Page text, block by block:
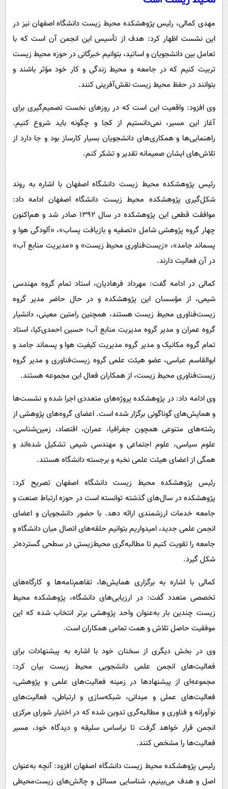
مهدی کمالی، رئیس پژوهشکده محیط زیست دانشگاه اصفهان نیز در
این نشست اظهار کرد: هدف‌ از تأسیس این انجمن آن است که با
تعامل بین دانشجویان و اساتید، بتوانیم خبرگانی در حوزه محیط زیست
تربیت کنیم که در جامعه و محیط زندگی و کار خود مؤثر باشند و
بتوانند در حفظ محیط زیست نقش‌آفرینی کنند.
وی افزود: واقعیت این است که در روزهای نخست تصمیم‌گیری برای
آغاز این مسیر، نمی‌دانستیم از کجا و چگونه باید شروع کنیم.
راهنمایی‌ها و همکاری‌های دانشجویان بسیار کارساز بود و جا دارد از
تلاش‌های ایشان صمیمانه تقدیر و تشکر کنم.
رئیس پژوهشکده محیط زیست دانشگاه اصفهان با اشاره به روند
شکل‌گیری پژوهشکده محیط زیست دانشگاه اصفهان ادامه داد:
موافقت قطعی این پژوهشکده در سال ۱۳۹۲ صادر شد و هم‌اکنون
چهار گروه پژوهشی شامل «تصفیه و بازیافت پساب»، «آلودگی هوا و
پسماند جامد»، «زیست‌فناوری محیط زیست» و «مدیریت منابع آب»
در آن فعالیت دارند.
کمالی در ادامه گفت: مهرداد فرهادیان، استاد تمام گروه مهندسی
شیمی، از مؤسسان این پژوهشکده و در حال حاضر مدیر گروه
زیست‌فناوری محیط زیست هستند، همچنین رامتین معینی، دانشیار
گروه عمران و مدیر گروه مدیریت منابع آب؛ حسین احمدی‌کیا، استاد
تمام گروه مکانیک و مدیر گروه مدیریت کیفیت هوا و پسماند جامد و
ابوالقاسم عباسی، عضو هیئت علمی گروه زیست‌فناوری و مدیر گروه
زیست‌فناوری محیط زیست، از همکاران فعال این مجموعه هستند.
وی ادامه داد: در پژوهشکده پروژه‌های متعددی اجرا شده و نشست‌ها
و همایش‌های گوناگونی برگزار شده است. اعضای گروه‌های پژوهشی از
رشته‌های متنوعی همچون جغرافیا، عمران، اقتصاد، زمین‌شناسی،
علوم سیاسی، علوم اجتماعی و مهندسی شیمی تشکیل شده‌اند و
همگی از اعضای هیئت علمی نخبه و برجسته دانشگاه هستند.
رئیس پژوهشکده محیط زیست دانشگاه اصفهان تصریح کرد:
پژوهشکده در سال‌های گذشته توانسته است در حوزه ارتباط صنعت و
جامعه خدمات ارزشمندی ارائه دهد. با حضور دانشجویان و اعضای
انجمن علمی جدید، امیدواریم بتوانیم حلقه‌های اتصال میان دانشگاه و
جامعه را تقویت کنیم تا مطالبه‌گری محیط‌زیستی در سطحی گسترده‌تر
شکل گیرد.
کمالی با اشاره به برگزاری همایش‌ها، تفاهم‌نامه‌ها و کارگاه‌های
تخصصی متعدد گفت: در ارزیابی‌های دانشگاه، پژوهشکده محیط
زیست چندین بار به‌عنوان واحد پژوهشی برتر انتخاب شده که این
موفقیت حاصل تلاش و همت تمامی همکاران است.
وی در بخش دیگری از سخنان خود با اشاره به پیشنهادات برای
فعالیت‌های انجمن علمی دانشجویی محیط زیست بیان کرد:
مجموعه‌ای از پیشنهادها در زمینه فعالیت‌های علمی و پژوهشی،
فعالیت‌های عملی و میدانی، شبکه‌سازی و ارتباطی، فعالیت‌های
نوآورانه و فناوری و مطالبه‌گری تدوین شده که در اختیار شورای مرکزی
انجمن قرار خواهد گرفت تا براساس سلیقه و دیدگاه خود، مسیر
فعالیت‌ها را مشخص کنند.
رئیس پژوهشکده محیط زیست دانشگاه اصفهان افزود: آنچه به‌عنوان
اصل و هدف می‌بینیم، شناسایی مسائل و چالش‌های زیست‌محیطی